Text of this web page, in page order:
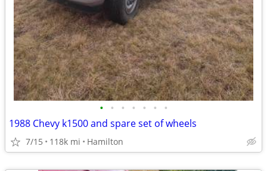
• • • • • • •
1988 Chevy k1500 and spare set of wheels
7/15 118k mi Hamilton